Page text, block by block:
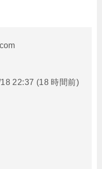
22:37 (18 時間前)